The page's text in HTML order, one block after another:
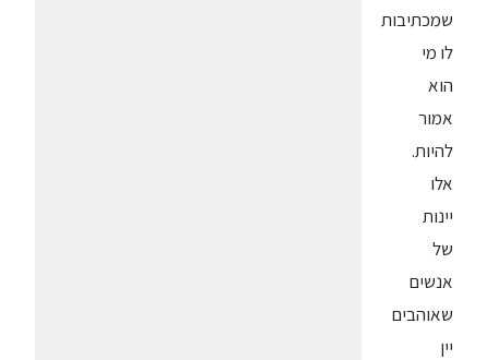
שמכתיבות
לו מי
הוא
אמור
להיות.
אלו
יינות
של
אנשים
שאוהבים
יין